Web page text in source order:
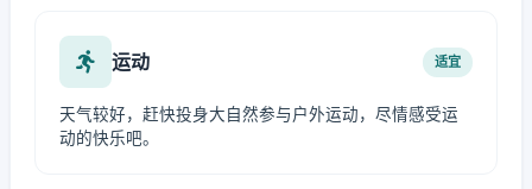
运动 适宜
天气较好，赶快投身大自然参与户外运动，尽情感受运
动的快乐吧。